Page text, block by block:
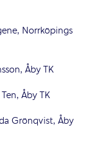
Norrköpings
Åby TK
Åby TK
Grönqvist, Åby